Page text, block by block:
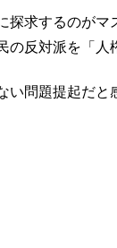
探求するのが
の反対派を「人
問題提起だと